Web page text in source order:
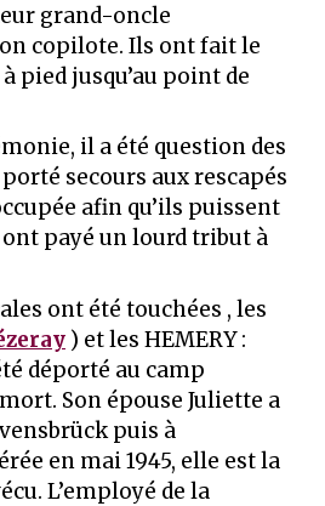
grand-oncle
copilote. Ils ont fait le
pied jusqu’au point de
il a été question des
secours aux rescapés
afin qu’ils puissent
ont payé un lourd tribut à
ont été touchées , les
) et les HEMERY :
déporté au camp
Son épouse Juliette a
puis à
en mai 1945, elle est la
L’employé de la